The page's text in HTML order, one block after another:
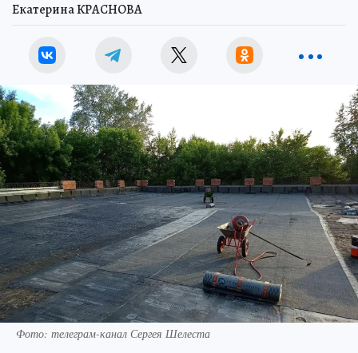
Екатерина КРАСНОВА
Фото: телеграм-канал Сергея Шелеста